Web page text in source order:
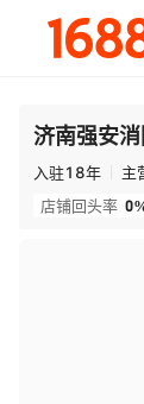
济南强安
入驻18年 主
店铺回头率